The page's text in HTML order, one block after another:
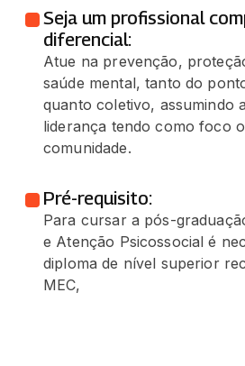
Seja um profissional
diferencial:
Atue na prevenção,
saúde mental, tanto do
quanto coletivo, assumindo
liderança tendo como foco
comunidade.
Pré-requisito:
Para cursar a pós-
e Atenção Psicossocial é
diploma de nível superior
MEC,